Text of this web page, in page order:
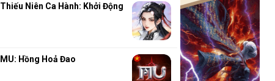
Thiếu Niên Ca Hành: Khởi Động
MU: Hồng Hoả Đao